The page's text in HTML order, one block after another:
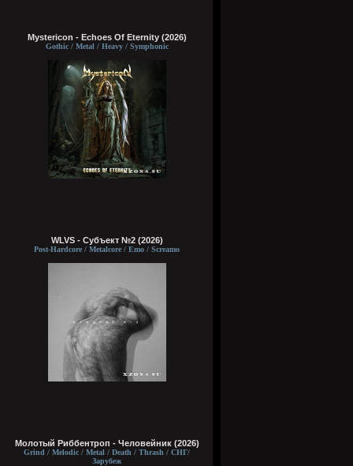
Mystericon - Echoes Of Eternity (2026)
Gothic / Metal / Heavy / Symphonic
WLVS - Субъект №2 (2026)
Post-Hardcore / Metalcore / Emo / Screamo
Молотый Риббентроп - Человейник (2026)
Grind / Melodic / Metal / Death / Thrash / СНГ/
Зарубеж